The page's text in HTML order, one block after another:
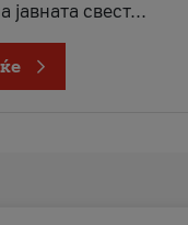
јавната свест...